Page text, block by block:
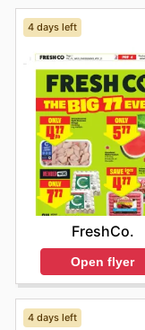
4 days left
FreshCo.
Open flyer
4 days left